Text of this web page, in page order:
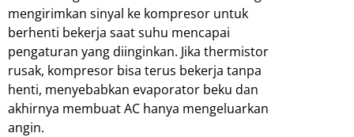
mengirimkan sinyal ke kompresor untuk
berhenti bekerja saat suhu mencapai
pengaturan yang diinginkan. Jika thermistor
rusak, kompresor bisa terus bekerja tanpa
henti, menyebabkan evaporator beku dan
akhirnya membuat AC hanya mengeluarkan
angin.